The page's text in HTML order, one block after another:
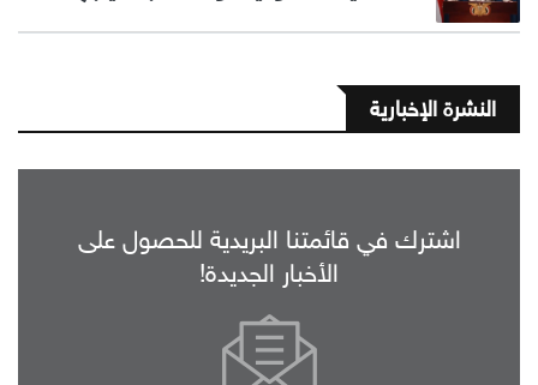
النشرة الإخبارية
اشترك في قائمتنا البريدية للحصول على
الأخبار الجديدة!